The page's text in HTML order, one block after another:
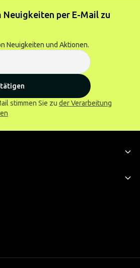
Neuigkeiten per E-Mail zu
Neuigkeiten und Aktionen.
stimmen Sie zu der Verarbeitung